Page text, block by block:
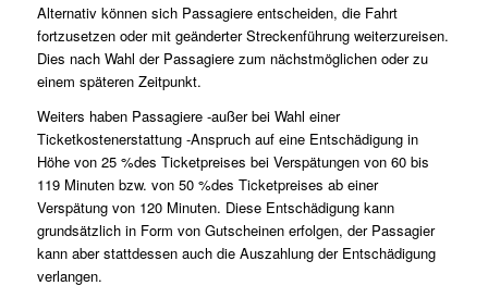
Alternativ können sich Passagiere entscheiden, die Fahrt
fortzusetzen oder mit geänderter Streckenführung weiterzureisen.
Dies nach Wahl der Passagiere zum nächstmöglichen oder zu
einem späteren Zeitpunkt.
Weiters haben Passagiere -außer bei Wahl einer
Ticketkostenerstattung -Anspruch auf eine Entschädigung in
Höhe von 25 %des Ticketpreises bei Verspätungen von 60 bis
119 Minuten bzw. von 50 %des Ticketpreises ab einer
Verspätung von 120 Minuten. Diese Entschädigung kann
grundsätzlich in Form von Gutscheinen erfolgen, der Passagier
kann aber stattdessen auch die Auszahlung der Entschädigung
verlangen.